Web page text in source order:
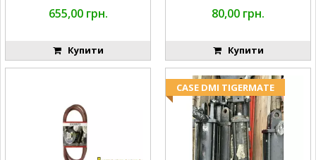
655,00 грн.
Купити
80,00 грн.
Купити
CASE DMI TIGERMATE